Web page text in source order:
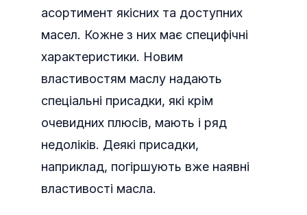
асортимент якісних та доступних
масел. Кожне з них має специфічні
характеристики. Новим
властивостям маслу надають
спеціальні присадки, які крім
очевидних плюсів, мають і ряд
недоліків. Деякі присадки,
наприклад, погіршують вже наявні
властивості масла.